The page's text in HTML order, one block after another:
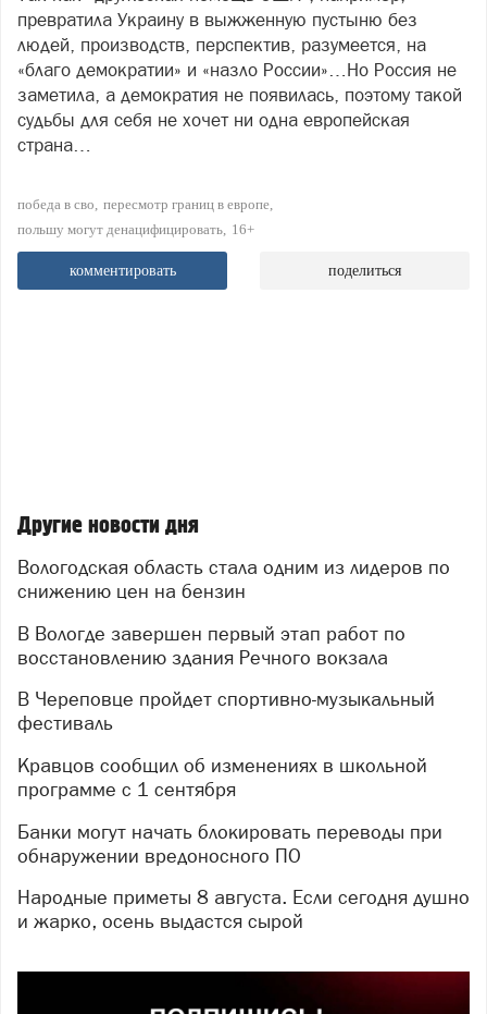
превратила Украину в выжженную пустыню без
людей, производств, перспектив, разумеется, на
«благо демократии» и «назло России»…Но Россия не
заметила, а демократия не появилась, поэтому такой
судьбы для себя не хочет ни одна европейская
страна…
победа в сво пересмотр границ в европе
польшу могут денацифицировать 16+
комментировать поделиться
Другие новости дня
Вологодская область стала одним из лидеров по
снижению цен на бензин
В Вологде завершен первый этап работ по
восстановлению здания Речного вокзала
В Череповце пройдет спортивно-музыкальный
фестиваль
Кравцов сообщил об изменениях в школьной
программе с 1 сентября
Банки могут начать блокировать переводы при
обнаружении вредоносного ПО
Народные приметы 8 августа. Если сегодня душно
и жарко, осень выдастся сырой